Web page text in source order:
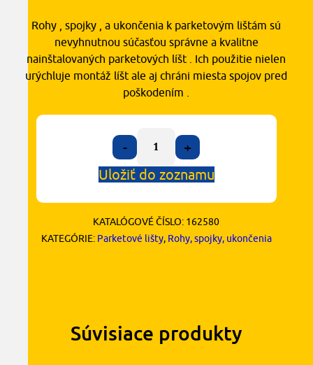
Rohy , spojky , a ukončenia k parketovým lištám sú
nevyhnutnou súčasťou správne a kvalitne
nainštalovaných parketových líšt . Ich použitie nielen
urýchluje montáž líšt ale aj chráni miesta spojov pred
poškodením .
-
+
Uložiť do zoznamu
KATALÓGOVÉ ČÍSLO: 162580
KATEGÓRIE: Parketové lišty, Rohy, spojky, ukončenia
Súvisiace produkty